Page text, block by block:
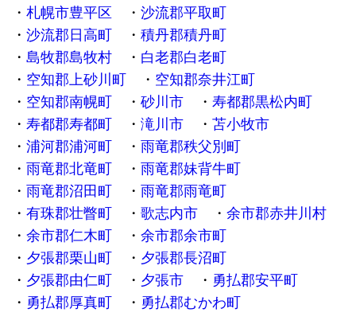
札幌市豊平区
沙流郡平取町
沙流郡日高町
積丹郡積丹町
島牧郡島牧村
白老郡白老町
空知郡上砂川町
空知郡奈井江町
空知郡南幌町
砂川市
寿都郡黒松内町
寿都郡寿都町
滝川市
苫小牧市
浦河郡浦河町
雨竜郡秩父別町
雨竜郡北竜町
雨竜郡妹背牛町
雨竜郡沼田町
雨竜郡雨竜町
有珠郡壮瞥町
歌志内市
余市郡赤井川村
余市郡仁木町
余市郡余市町
夕張郡栗山町
夕張郡長沼町
夕張郡由仁町
夕張市
勇払郡安平町
勇払郡厚真町
勇払郡むかわ町